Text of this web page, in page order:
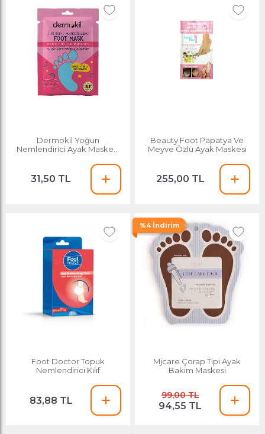
Dermokil Yoğun
Nemlendirici Ayak Maskesi
31,50 TL
Beauty Foot Papatya Ve
Meyve Özlü Ayak Maskesi
255,00 TL
Foot Doctor Topuk
Nemlendirici Kılıf
83,88 TL
%4 İndirim
Mjcare Çorap Tipi Ayak
Bakım Maskesi
99,00 TL
94,55 TL